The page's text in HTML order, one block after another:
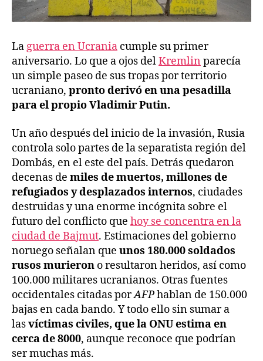
Laguerra en Ucrania cumple su primer
aniversario. Lo que a ojos delKremlin parecía
un simple paseo de sus tropas por territorio
ucraniano, pronto derivó en una pesadilla
para el propio Vladimir Putin.
Un año después del inicio de la invasión, Rusia
controla solo partes de la separatista región del
Dombás, en el este del país. Detrás quedaron
decenas de miles de muertos, millones de
refugiados y desplazados internos, ciudades
destruidas y una enorme incógnita sobre el
futuro del conflicto que hoy se concentra en la
ciudad de Bajmut. Estimaciones del gobierno
noruego señalan que unos 180.000 soldados
rusos murieron o resultaron heridos, así como
100.000 militares ucranianos. Otras fuentes
occidentales citadas porAFPhablan de 150.000
bajas en cada bando. Y todo ello sin sumar a
lasvíctimas civiles, que la ONU estima en
cerca de 8000, aunque reconoce que podrían
ser muchas más.